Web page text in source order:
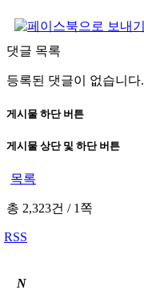
댓글 목록
등록된 댓글이 없습니다.
게시물 하단 버튼
게시물 상단 및 하단 버튼
목록
총 2,323건 /1쪽
RSS
N